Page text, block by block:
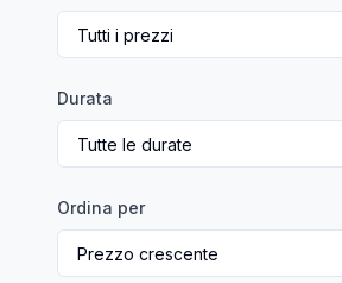
Durata
Ordina per